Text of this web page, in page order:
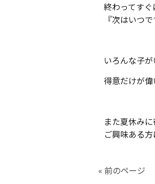
終わってすぐ
『次はいつ
いろんな子が
得意だけが偉
また夏休み
ご興味ある
« 前のページ